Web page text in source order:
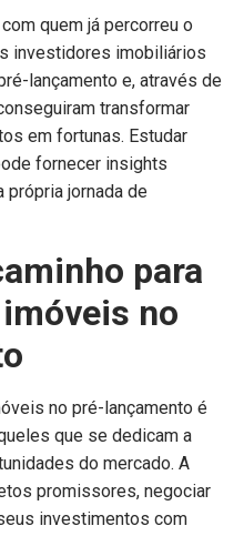
quem já percorreu o
investidores imobiliários
lançamento e, através de
transformar
em fortunas. Estudar
fornecer insights
própria jornada de
para
no
no pré-lançamento é
que se dedicam a
do mercado. A
promissores, negociar
investimentos com